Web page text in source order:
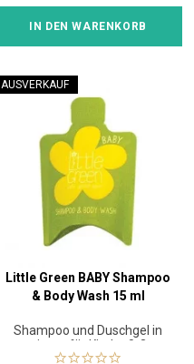
IN DEN WARENKORB
AUSVERKAUF
Little Green BABY Shampoo
& Body Wash 15 ml
Shampoo und Duschgel in
einem für Kinder 0-3